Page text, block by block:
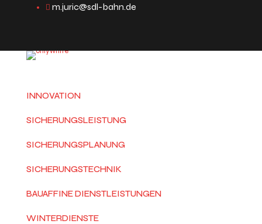
m.juric@sdl-bahn.de
INNOVATION
SICHERUNGSLEISTUNG
SICHERUNGSPLANUNG
SICHERUNGSTECHNIK
BAUAFFINE DIENSTLEISTUNGEN
WINTERDIENSTE